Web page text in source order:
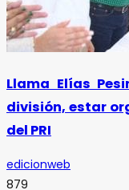
Llama Elías
división, estar
del PRI
edicionweb
879